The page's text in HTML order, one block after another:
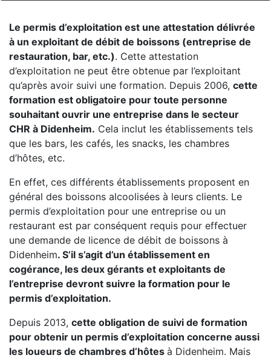
Le permis d’exploitation est une attestation délivrée
à un exploitant de débit de boissons (entreprise de
restauration, bar, etc.). Cette attestation
d’exploitation ne peut être obtenue par l’exploitant
qu’après avoir suivi une formation. Depuis 2006, cette
formation est obligatoire pour toute personne
souhaitant ouvrir une entreprise dans le secteur
CHR à Didenheim. Cela inclut les établissements tels
que les bars, les cafés, les snacks, les chambres
d’hôtes, etc.
En effet, ces différents établissements proposent en
général des boissons alcoolisées à leurs clients. Le
permis d’exploitation pour une entreprise ou un
restaurant est par conséquent requis pour effectuer
une demande de licence de débit de boissons à
Didenheim. S’il s’agit d’un établissement en
cogérance, les deux gérants et exploitants de
l’entreprise devront suivre la formation pour le
permis d’exploitation.
Depuis 2013, cette obligation de suivi de formation
pour obtenir un permis d’exploitation concerne aussi
les loueurs de chambres d’hôtes à Didenheim. Mais